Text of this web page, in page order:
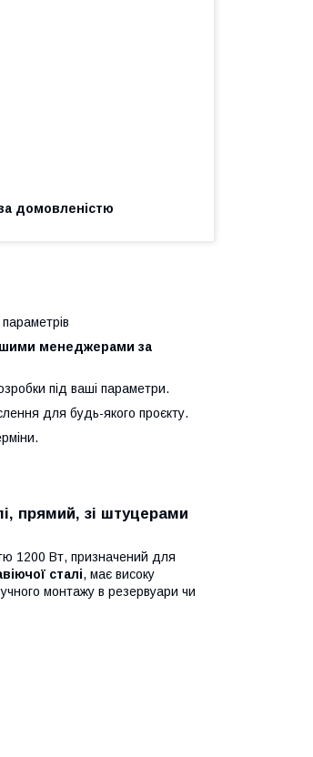
домовленістю
менеджерами за
під ваші параметри.
для будь-якого проєкту.
прямий, зі штуцерами
1200 Вт, призначений для
сталі, має високу
монтажу в резервуари чи